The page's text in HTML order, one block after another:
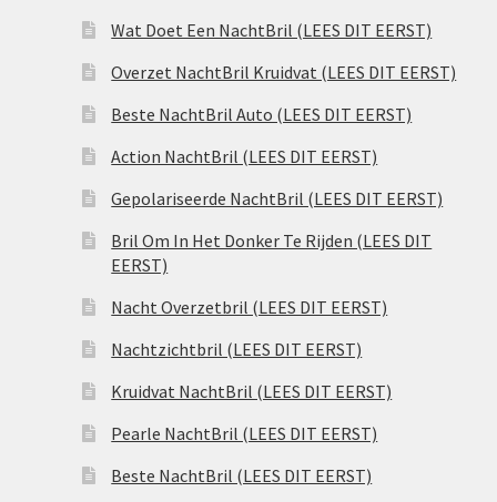
Wat Doet Een NachtBril (LEES DIT EERST)
Overzet NachtBril Kruidvat (LEES DIT EERST)
Beste NachtBril Auto (LEES DIT EERST)
Action NachtBril (LEES DIT EERST)
Gepolariseerde NachtBril (LEES DIT EERST)
Bril Om In Het Donker Te Rijden (LEES DIT
EERST)
Nacht Overzetbril (LEES DIT EERST)
Nachtzichtbril (LEES DIT EERST)
Kruidvat NachtBril (LEES DIT EERST)
Pearle NachtBril (LEES DIT EERST)
Beste NachtBril (LEES DIT EERST)